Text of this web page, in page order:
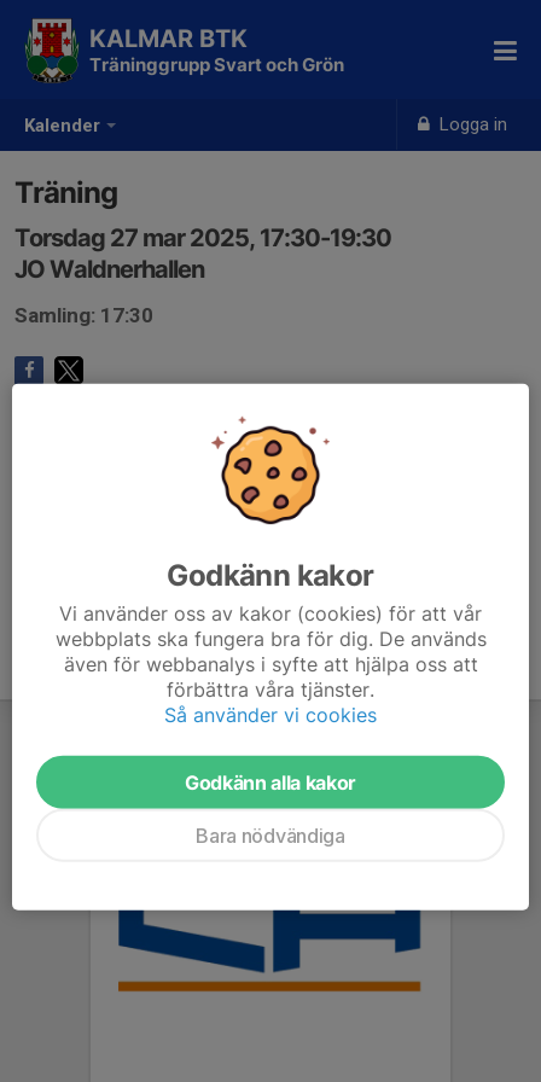
Kalender Logga in
KALMAR BTK
Träninggrupp Svart och Grön
Träning
Torsdag 27 mar 2025, 17:30-19:30
JO Waldnerhallen
Samling: 17:30
Godkänn kakor
Vi använder oss av kakor (cookies) för att vår
webbplats ska fungera bra för dig. De används
även för webbanalys i syfte att hjälpa oss att
förbättra våra tjänster.
Så använder vi cookies
Godkänn alla kakor
Bara nödvändiga